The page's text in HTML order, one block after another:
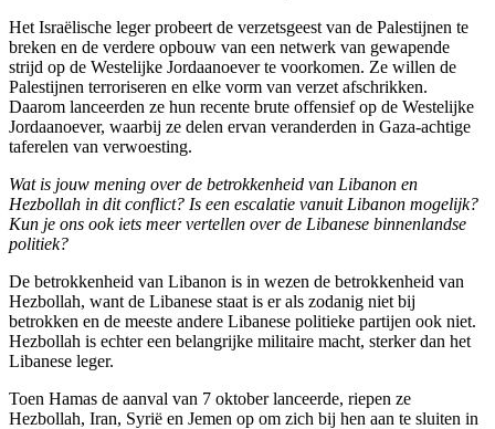
Het Israëlische leger probeert de verzetsgeest van de Palestijnen te
breken en de verdere opbouw van een netwerk van gewapende
strijd op de Westelijke Jordaanoever te voorkomen. Ze willen de
Palestijnen terroriseren en elke vorm van verzet afschrikken.
Daarom lanceerden ze hun recente brute offensief op de Westelijke
Jordaanoever, waarbij ze delen ervan veranderden in Gaza-achtige
taferelen van verwoesting.
Wat is jouw mening over de betrokkenheid van Libanon en
Hezbollah in dit conflict? Is een escalatie vanuit Libanon mogelijk?
Kun je ons ook iets meer vertellen over de Libanese binnenlandse
politiek?
De betrokkenheid van Libanon is in wezen de betrokkenheid van
Hezbollah, want de Libanese staat is er als zodanig niet bij
betrokken en de meeste andere Libanese politieke partijen ook niet.
Hezbollah is echter een belangrijke militaire macht, sterker dan het
Libanese leger.
Toen Hamas de aanval van 7 oktober lanceerde, riepen ze
Hezbollah, Iran, Syrië en Jemen op om zich bij hen aan te sluiten in